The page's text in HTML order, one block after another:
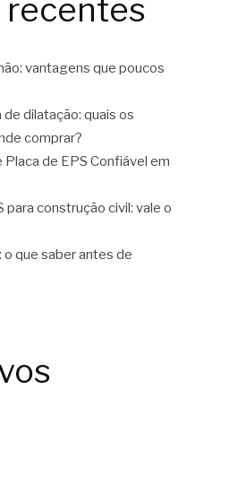
recentes
vantagens que poucos
de dilatação: quais os
comprar?
Placa de EPS Confiável em
para construção civil: vale o
o que saber antes de